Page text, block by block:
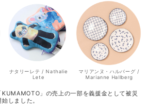
ナタリーレテ / Nathalie
Lete
マリアンヌ・ハルバーグ /
Marianne Hallberg
」の売上の一部を義援金として被災
しました。